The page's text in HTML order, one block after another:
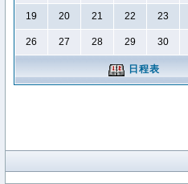
19 20 21 22 23
26 27 28 29 30
日程表